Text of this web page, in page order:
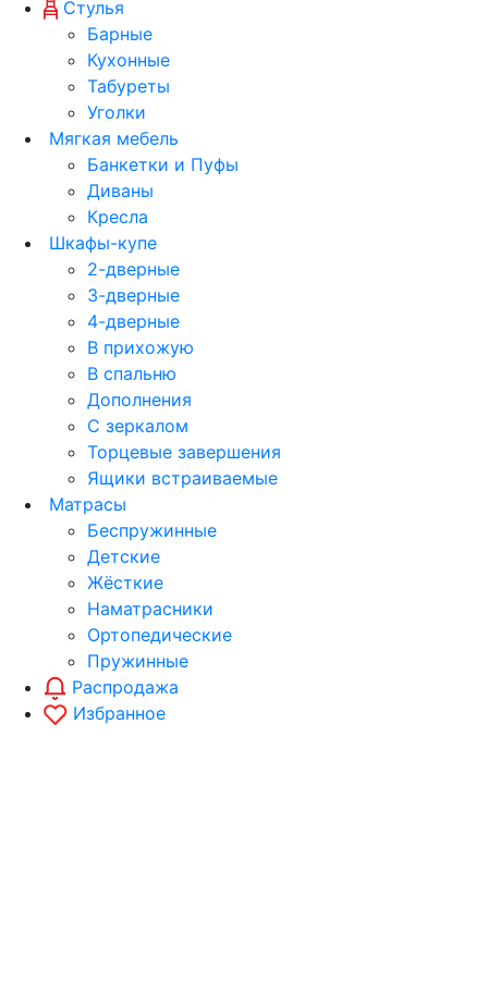
Стулья
Барные
Кухонные
Табуреты
Уголки
Мягкая мебель
Банкетки и Пуфы
Диваны
Кресла
Шкафы-купе
2-дверные
3-дверные
4-дверные
В прихожую
В спальню
Дополнения
С зеркалом
Торцевые завершения
Ящики встраиваемые
Матрасы
Беспружинные
Детские
Жёсткие
Наматрасники
Ортопедические
Пружинные
Распродажа
Избранное